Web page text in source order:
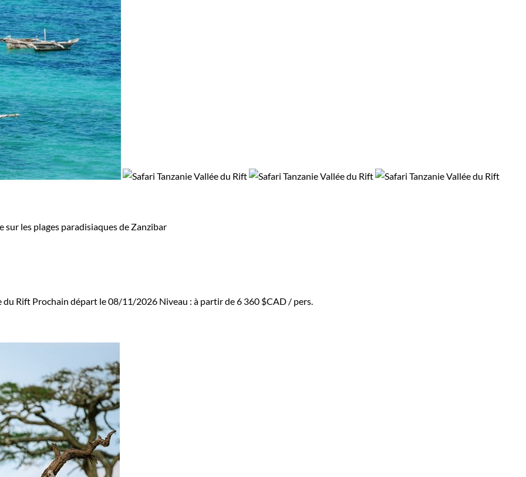
les plages paradisiaques de Zanzibar
du Rift Prochain départ le 08/11/2026 Niveau : à partir de6 360 $CAD / pers.